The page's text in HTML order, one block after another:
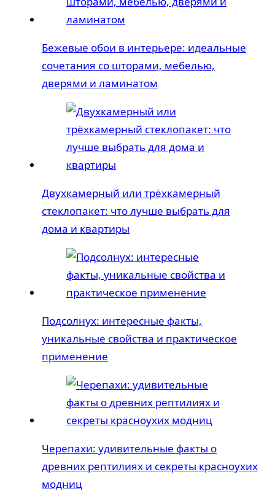
Бежевые обои в интерьере: идеальные
сочетания со шторами, мебелью,
дверями и ламинатом
Двухкамерный или трёхкамерный
стеклопакет: что лучше выбрать для
дома и квартиры
Подсолнух: интересные факты,
уникальные свойства и практическое
применение
Черепахи: удивительные факты о
древних рептилиях и секреты красноухих
модниц